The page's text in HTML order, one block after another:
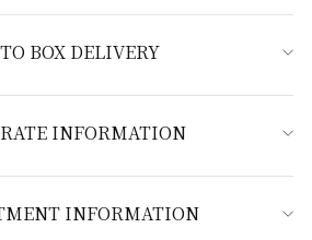
BOX DELIVERY
INFORMATION
INFORMATION